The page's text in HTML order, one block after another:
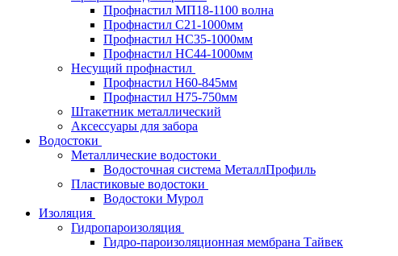
Профнастил МП18-1100 волна
Профнастил С21-1000мм
Профнастил HC35-1000мм
Профнастил НС44-1000мм
Несущий профнастил
Профнастил Н60-845мм
Профнастил H75-750мм
Штакетник металлический
Аксессуары для забора
Водостоки
Металлические водостоки
Водосточная система МеталлПрофиль
Пластиковые водостоки
Водостоки Мурол
Изоляция
Гидропароизоляция
Гидро-пароизоляционная мембрана Тайвек